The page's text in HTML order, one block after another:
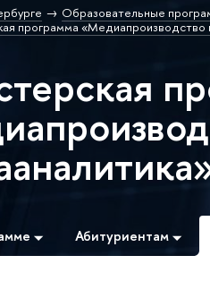
Образовательные
программа «Медиапроизводство
Абитуриентам